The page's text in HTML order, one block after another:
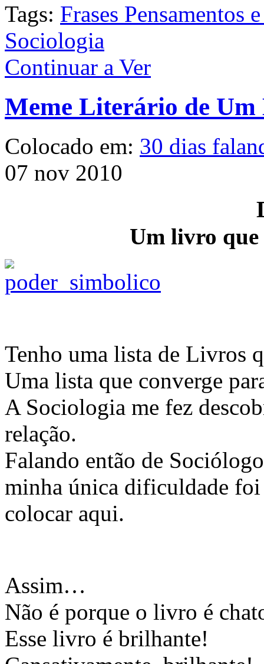
Tags: Frases Pensamentos
Sociologia
Continuar a Ver
Meme Literário de Um
Colocado em: 30 dias
07 nov 2010
Um livro
Tenho uma lista de Livros
Uma lista que converge
A Sociologia me fez
relação.
Falando então de
minha única dificuldade foi
colocar aqui.
Assim…
Não é porque o livro é
Esse livro é brilhante!